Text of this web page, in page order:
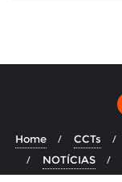
Home CCTs
NOTÍCIAS